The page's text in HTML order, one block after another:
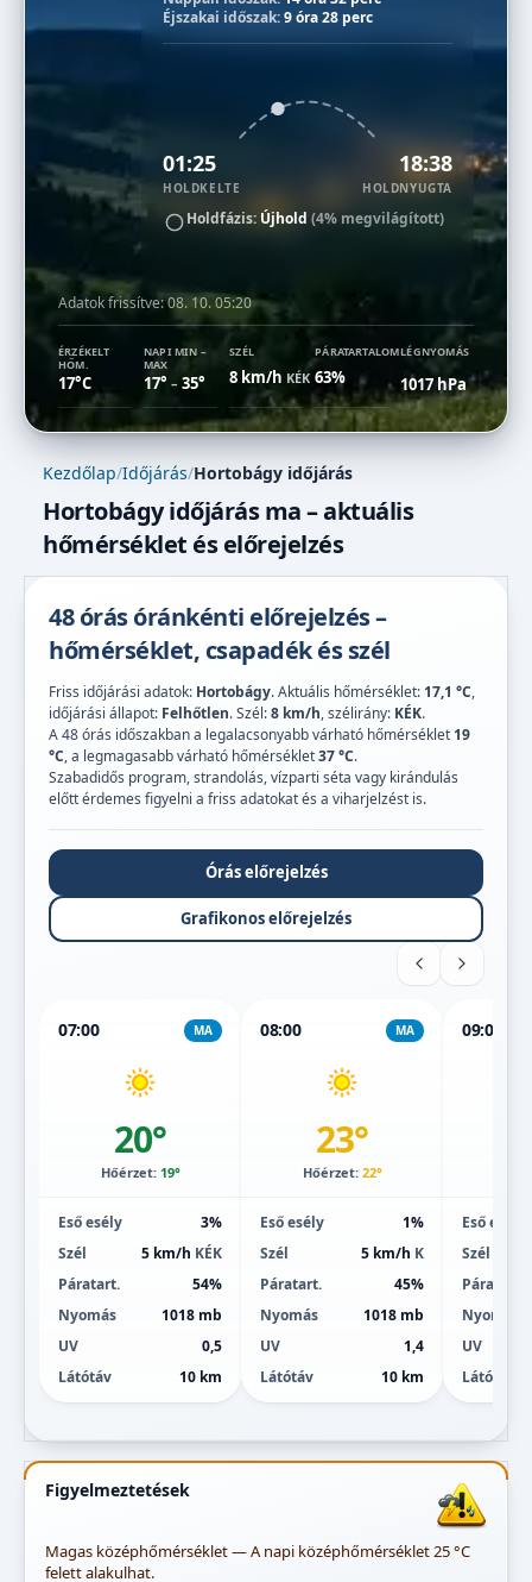
Éjszakai időszak:9 óra 28 perc
01:25
HOLDKELTE
18:38
HOLDNYUGTA
Holdfázis: Újhold (4% megvilágított)
Adatok frissítve:08. 10. 05:20
ÉRZÉKELT
HŐM.
17°C
NAPI MIN –
MAX
17° –35°
SZÉL
8 km/h KÉK
PÁRATARTALOM
63%
LÉGNYOMÁS
1017 hPa
Kezdőlap/Időjárás/Hortobágy időjárás
Hortobágy időjárás ma – aktuális
hőmérséklet és előrejelzés
48 órás óránkénti előrejelzés –
hőmérséklet, csapadék és szél
Friss időjárási adatok: Hortobágy. Aktuális hőmérséklet: 17,1 °C,
időjárási állapot: Felhőtlen. Szél:8 km/h, szélirány: KÉK.
A 48 órás időszakban a legalacsonyabb várható hőmérséklet 19
°C, a legmagasabb várható hőmérséklet37 °C.
Szabadidős program, strandolás, vízparti séta vagy kirándulás
előtt érdemes figyelni a friss adatokat és a viharjelzést is.
Órás előrejelzés
Grafikonos előrejelzés
07:00 MA
20°
Hőérzet: 19°
Eső esély
3%
Szél
5 km/h KÉK
Páratart.
54%
Nyomás
1018 mb
UV
0,5
Látótáv
10 km
08:00 MA
23°
Hőérzet: 22°
Eső esély
1%
Szél
5 km/h K
Páratart.
45%
Nyomás
1018 mb
UV
1,4
Látótáv
10 km
09:00
Eső esély
Szél
Páratart.
Nyomás
UV
Látótáv
Figyelmeztetések
Magas középhőmérséklet — A napi középhőmérséklet 25 °C
felett alakulhat.